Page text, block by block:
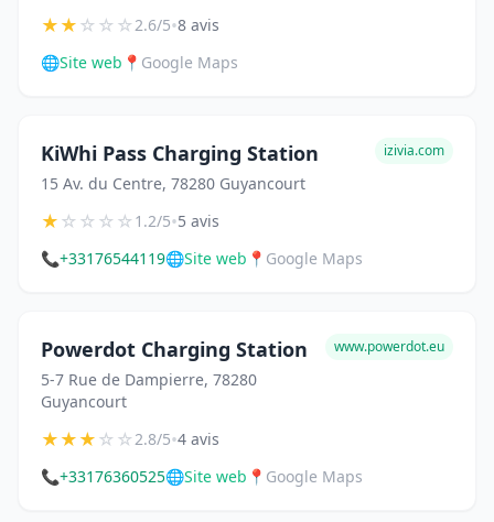
★★☆☆☆2.6/5•8 avis
🌐Site web 📍 Google Maps
KiWhi Pass Charging Station
15 Av. du Centre, 78280 Guyancourt
izivia.com
★☆☆☆☆1.2/5•5 avis
📞+33176544119🌐Site web 📍 Google Maps
Powerdot Charging Station
5-7 Rue de Dampierre, 78280
Guyancourt
www.powerdot.eu
★★★☆☆2.8/5•4 avis
📞+33176360525🌐Site web 📍 Google Maps